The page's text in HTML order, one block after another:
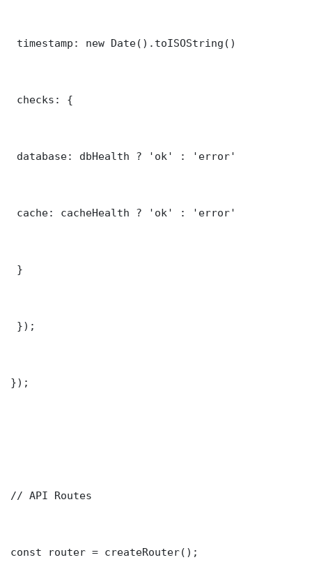
timestamp: new Date().toISOString()
checks: {
database: dbHealth ? 'ok' : 'error'
cache: cacheHealth ? 'ok' : 'error'
}
});
});
// API Routes
const router = createRouter();